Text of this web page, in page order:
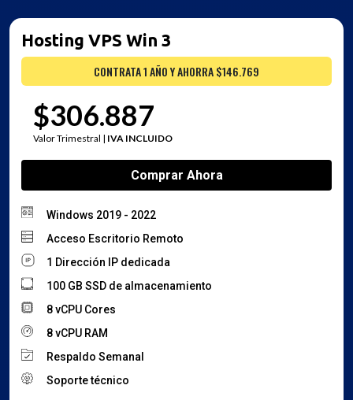
Hosting VPS Win 3
CONTRATA 1 AÑO Y AHORRA $146.769
$306.887
Valor Trimestral | IVA INCLUIDO
Comprar Ahora
Windows 2019 - 2022
Acceso Escritorio Remoto
1 Dirección IP dedicada
100 GB SSD de almacenamiento
8 vCPU Cores
8 vCPU RAM
Respaldo Semanal
Soporte técnico